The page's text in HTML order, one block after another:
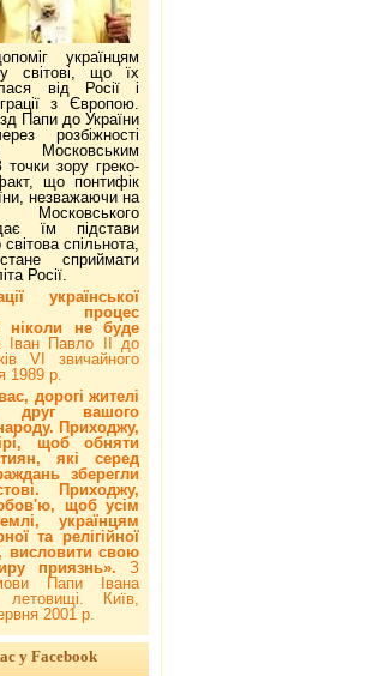
українцям
світові, що їх
від Росії і
з Європою.
Папи до України
розбіжності
точки зору греко-
що понтифік
незважаючи на
їм підстави
спільнота,
сприймати
Росії.
української
процес
ніколи не буде
Іван Павло ІІ до
VI звичайного
1989 р.
дорогі жителі
друг вашого
Приходжу,
щоб обняти
які серед
зберегли
Приходжу,
щоб усім
українцям
та релігійної
висловити свою
приязнь». З
Папи Івана
Київ,
2001 р.
у Facebook